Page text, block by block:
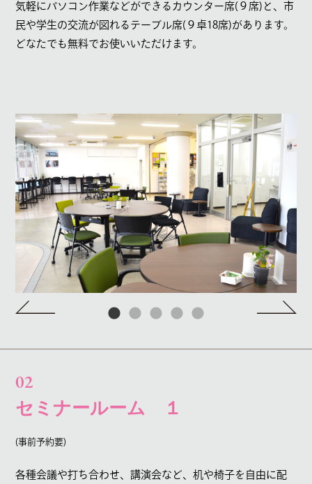
気軽にパソコン作業などができるカウンター席(９席)と、市
民や学生の交流が図れるテーブル席(９卓18席)があります。
どなたでも無料でお使いいただけます。
02
セミナールーム １
(事前予約要)
各種会議や打ち合わせ、講演会など、机や椅子を自由に配